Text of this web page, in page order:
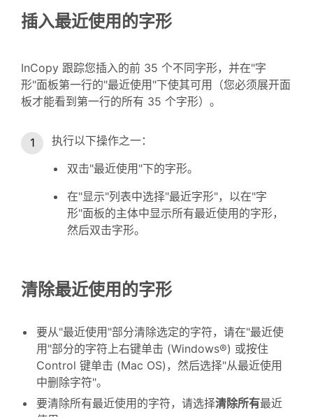
插入最近使用的字形
InCopy 跟踪您插入的前 35 个不同字形，并在"字
形"面板第一行的"最近使用"下使其可用（您必须展开面
板才能看到第一行的所有 35 个字形）。
执行以下操作之一：
双击"最近使用"下的字形。
在"显示"列表中选择"最近字形"，以在"字
形"面板的主体中显示所有最近使用的字形，
然后双击字形。
清除最近使用的字形
要从"最近使用"部分清除选定的字符，请在"最近使
用"部分的字符上右键单击 (Windows®) 或按住
Control 键单击 (Mac OS)，然后选择"从最近使用
中删除字符"。
要清除所有最近使用的字符，请选择清除所有最近